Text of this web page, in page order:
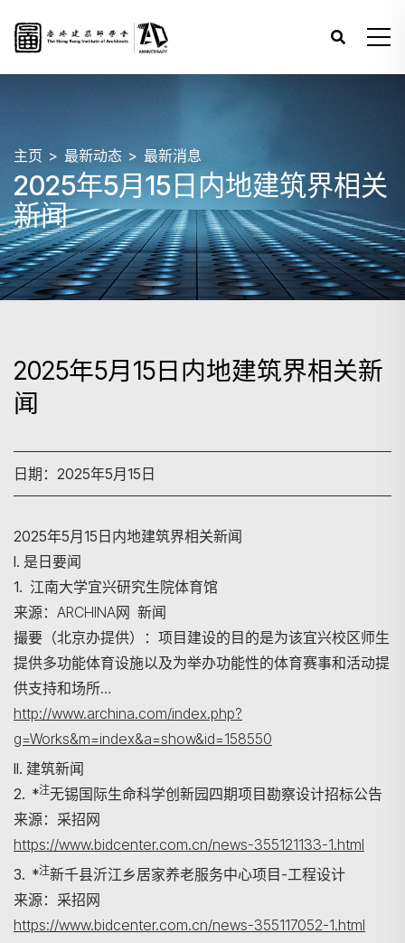
主页 最新动态 最新消息
2025年5月15日内地建筑界相关
新闻
2025年5月15日内地建筑界相关新
闻
日期：2025年5月15日
2025年5月15日内地建筑界相关新闻
I. 是日要闻
1. 江南大学宜兴研究生院体育馆
来源：ARCHINA网 新闻
撮要（北京办提供）：项目建设的目的是为该宜兴校区师生
提供多功能体育设施以及为举办功能性的体育赛事和活动提
供支持和场所…
http://www.archina.com/index.php?
g=Works&m=index&a=show&id=158550
II. 建筑新闻
2. *注无锡国际生命科学创新园四期项目勘察设计招标公告
来源：采招网
https://www.bidcenter.com.cn/news-355121133-1.html
3. *注新千县沂江乡居家养老服务中心项目-工程设计
来源：采招网
https://www.bidcenter.com.cn/news-355117052-1.html